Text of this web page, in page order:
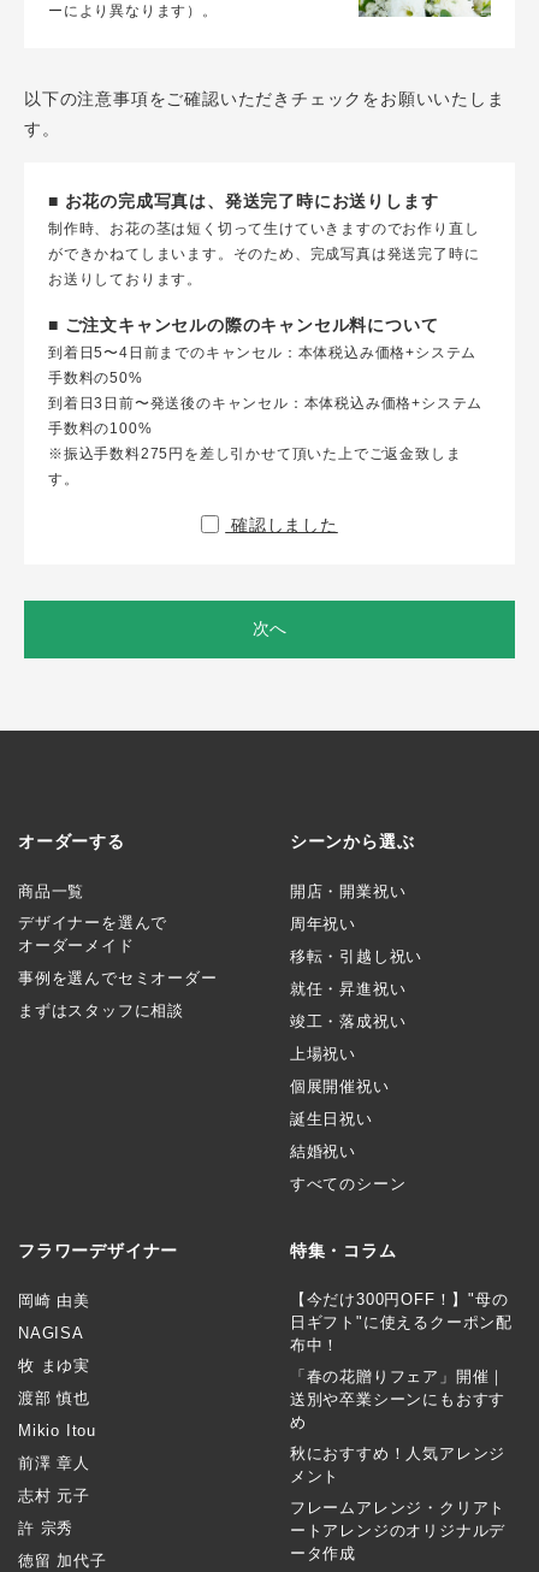
ーにより異なります）。
以下の注意事項をご確認いただきチェックをお願いいたしま
す。
■ お花の完成写真は、発送完了時にお送りします
制作時、お花の茎は短く切って生けていきますのでお作り直し
ができかねてしまいます。そのため、完成写真は発送完了時に
お送りしております。
■ ご注文キャンセルの際のキャンセル料について
到着日5〜4日前までのキャンセル：本体税込み価格+システム
手数料の50%
到着日3日前〜発送後のキャンセル：本体税込み価格+システム
手数料の100%
※振込手数料275円を差し引かせて頂いた上でご返金致しま
す。
確認しました
次へ
オーダーする
商品一覧
デザイナーを選んで
オーダーメイド
事例を選んでセミオーダー
まずはスタッフに相談
シーンから選ぶ
開店・開業祝い
周年祝い
移転・引越し祝い
就任・昇進祝い
竣工・落成祝い
上場祝い
個展開催祝い
誕生日祝い
結婚祝い
すべてのシーン
フラワーデザイナー
岡崎 由美
NAGISA
牧 まゆ実
渡部 慎也
Mikio Itou
前澤 章人
志村 元子
許 宗秀
徳留 加代子
特集・コラム
【今だけ300円OFF！】"母の
日ギフト"に使えるクーポン配
布中！
「春の花贈りフェア」開催｜
送別や卒業シーンにもおすす
め
秋におすすめ！人気アレンジ
メント
フレームアレンジ・クリアト
ートアレンジのオリジナルデ
ータ作成